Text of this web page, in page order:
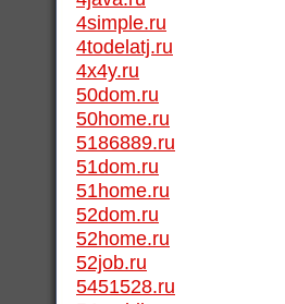
4simple.ru
4todelatj.ru
4x4y.ru
50dom.ru
50home.ru
5186889.ru
51dom.ru
51home.ru
52dom.ru
52home.ru
52job.ru
5451528.ru